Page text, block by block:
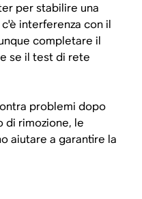
per stabilire una
interferenza con il
completare il
se il test di rete
problemi dopo
di rimozione, le
aiutare a garantire la